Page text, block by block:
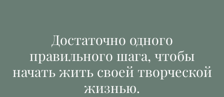
Достаточно одного
правильного шага, чтобы
начать жить своей творческой
жизнью.